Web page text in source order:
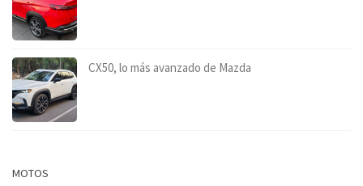
CX50, lo más avanzado de Mazda
MOTOS